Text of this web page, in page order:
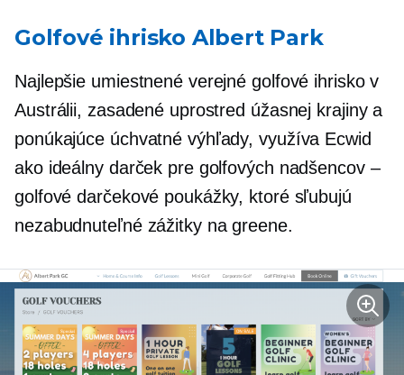
Golfové ihrisko Albert Park
Najlepšie umiestnené verejné golfové ihrisko v
Austrálii, zasadené uprostred úžasnej krajiny a
ponúkajúce úchvatné výhľady, využíva Ecwid
ako ideálny darček pre golfových nadšencov –
golfové darčekové poukážky, ktoré sľubujú
nezabudnuteľné zážitky na greene.